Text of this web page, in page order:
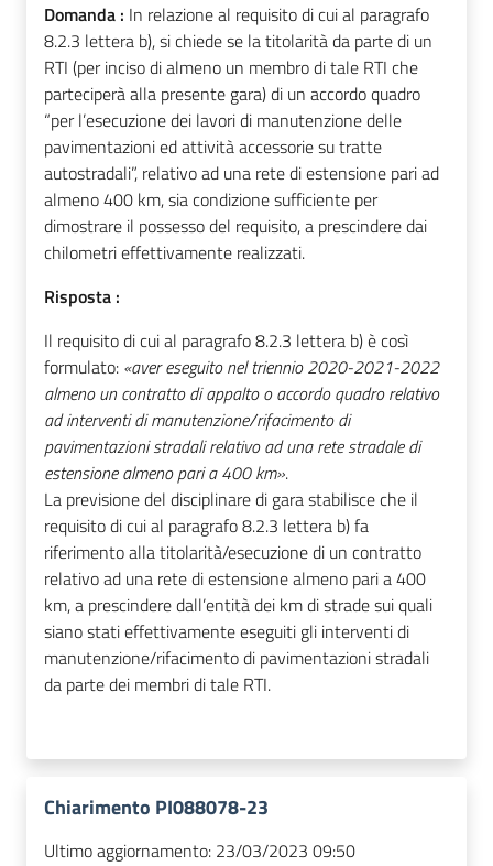
Domanda : In relazione al requisito di cui al paragrafo
8.2.3 lettera b), si chiede se la titolarità da parte di un
RTI (per inciso di almeno un membro di tale RTI che
parteciperà alla presente gara) di un accordo quadro
“per l’esecuzione dei lavori di manutenzione delle
pavimentazioni ed attività accessorie su tratte
autostradali”, relativo ad una rete di estensione pari ad
almeno 400 km, sia condizione sufficiente per
dimostrare il possesso del requisito, a prescindere dai
chilometri effettivamente realizzati.
Risposta :
Il requisito di cui al paragrafo 8.2.3 lettera b) è così
formulato: «aver eseguito nel triennio 2020-2021-2022
almeno un contratto di appalto o accordo quadro relativo
ad interventi di manutenzione/rifacimento di
pavimentazioni stradali relativo ad una rete stradale di
estensione almeno pari a 400 km».
La previsione del disciplinare di gara stabilisce che il
requisito di cui al paragrafo 8.2.3 lettera b) fa
riferimento alla titolarità/esecuzione di un contratto
relativo ad una rete di estensione almeno pari a 400
km, a prescindere dall’entità dei km di strade sui quali
siano stati effettivamente eseguiti gli interventi di
manutenzione/rifacimento di pavimentazioni stradali
da parte dei membri di tale RTI.
Chiarimento PI088078-23
Ultimo aggiornamento: 23/03/2023 09:50